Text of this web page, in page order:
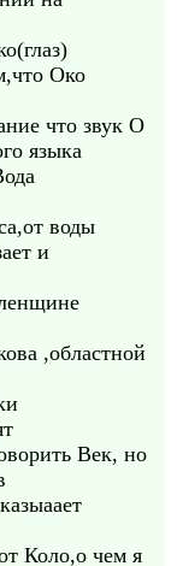
Око
что звук О
языка
воды
и
,областной
Век, но
Коло,о чем я